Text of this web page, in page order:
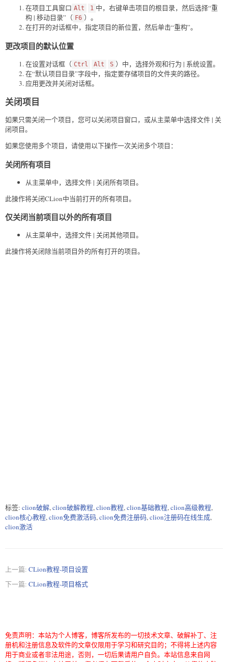
在项目工具窗口 Alt 1 中，右键单击项目的根目录，然后选择“重
构 | 移动目录”（ F6 ）。
在打开的对话框中，指定项目的新位置，然后单击“重构”。
更改项目的默认位置
在设置对话框（ Ctrl Alt S ）中，选择外观和行为 | 系统设置。
在“默认项目目录”字段中，指定要存储项目的文件夹的路径。
应用更改并关闭对话框。
关闭项目
如果只需关闭一个项目，您可以关闭项目窗口，或从主菜单中选择文件 | 关
闭项目。
如果您使用多个项目，请使用以下操作一次关闭多个项目：
关闭所有项目
从主菜单中，选择文件 | 关闭所有项目。
此操作将关闭CLion中当前打开的所有项目。
仅关闭当前项目以外的所有项目
从主菜单中，选择文件 | 关闭其他项目。
此操作将关闭除当前项目外的所有打开的项目。
标签: clion破解,clion破解教程,clion教程,clion基础教程,clion高级教程,
clion核心教程,clion免费激活码,clion免费注册码,clion注册码在线生成,
clion激活
上一篇: CLion教程-项目设置
下一篇: CLion教程-项目格式
免责声明：本站为个人博客，博客所发布的一切技术文章、破解补丁、注
册机和注册信息及软件的文章仅限用于学习和研究目的；不得将上述内容
用于商业或者非法用途，否则，一切后果请用户自负。本站信息来自网